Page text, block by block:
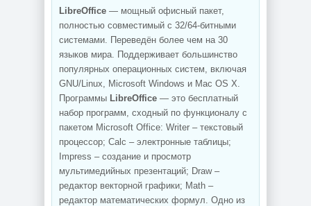
LibreOffice — мощный офисный пакет,
полностью совместимый с 32/64-битными
системами. Переведён более чем на 30
языков мира. Поддерживает большинство
популярных операционных систем, включая
GNU/Linux, Microsoft Windows и Mac OS X.
Программы LibreOffice — это бесплатный
набор программ, сходный по функционалу с
пакетом Microsoft Office: Writer – текстовый
процессор; Calc – электронные таблицы;
Impress – создание и просмотр
мультимедийных презентаций; Draw –
редактор векторной графики; Math –
редактор математических формул. Одно из